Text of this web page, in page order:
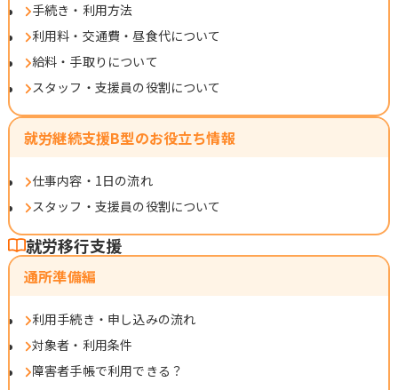
手続き・利用方法
利用料・交通費・昼食代について
給料・手取りについて
スタッフ・支援員の役割について
就労継続支援B型のお役立ち情報
仕事内容・1日の流れ
スタッフ・支援員の役割について
就労移行支援
通所準備編
利用手続き・申し込みの流れ
対象者・利用条件
障害者手帳で利用できる？